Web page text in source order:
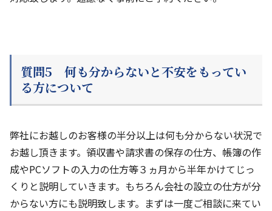
質問5 何も分からないと不安をもってい
る方について
弊社にお越しのお客様の半分以上は何も分からない状況で
お越し頂きます。領収書や請求書の保存の仕方、帳簿の作
成やPCソフトの入力の仕方等３ヵ月から半年かけてじっ
くりと説明していきます。もちろん会社の設立の仕方が分
からない方にも説明致します。まずは一度ご相談に来てい